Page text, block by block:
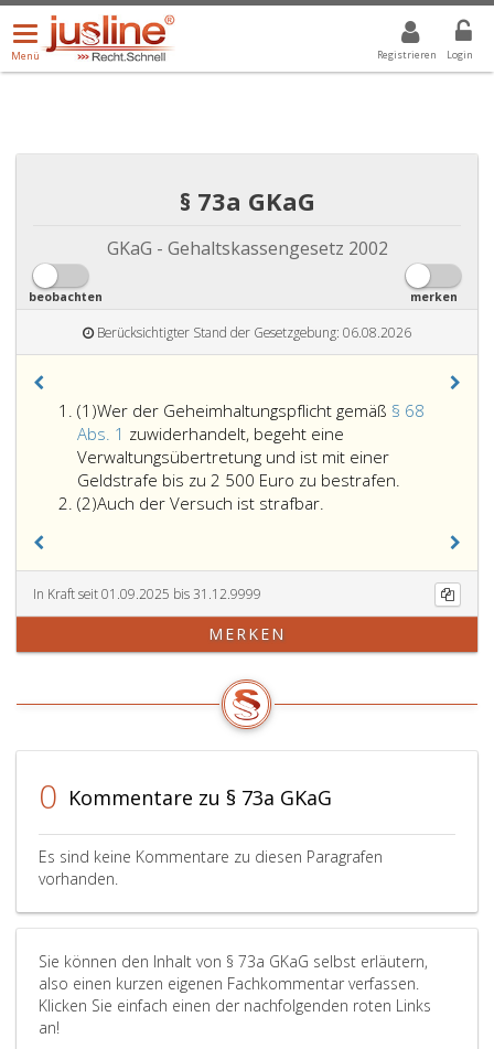
Registrieren Login
Menü
öffnen/schließen
Menü
ALLE DROPDOWN: GEWÄHLTER WERT IST ALLE
§ 73a GKaG
GKaG - Gehaltskassengesetz 2002
beobachten merken
Berücksichtigter Stand der Gesetzgebung: 06.08.2026
(1)Absatz
eins
Wer der Geheimhaltungspflicht gemäß § 68
Abs. 1 zuwiderhandelt, begeht eine
Verwaltungsübertretung und ist mit einer
Geldstrafe bis zu 2 500 Euro zu bestrafen.
Paragraph
Absatz
eine
und
2 500 Euro
bestrafen.
(2)Absatz
Auch der Versuch ist strafbar.
In Kraft seit 01.09.2025 bis 31.12.9999
MERKEN
0 Kommentare zu § 73a GKaG
Es sind keine Kommentare zu diesen Paragrafen
vorhanden.
Sie können den Inhalt von § 73a GKaG selbst erläutern,
also einen kurzen eigenen Fachkommentar verfassen.
Klicken Sie einfach einen der nachfolgenden roten Links
an!